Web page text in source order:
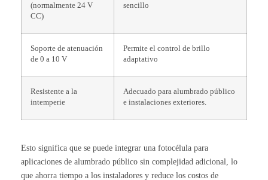
(normalmente 24 V
CC)
sencillo
Soporte de atenuación
de 0 a 10 V
Permite el control de brillo
adaptativo
Resistente a la
intemperie
Adecuado para alumbrado público
e instalaciones exteriores.
Esto significa que se puede integrar una fotocélula para
aplicaciones de alumbrado público sin complejidad adicional, lo
que ahorra tiempo a los instaladores y reduce los costos de